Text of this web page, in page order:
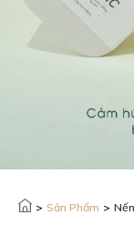
> Sản Phẩm > Nến